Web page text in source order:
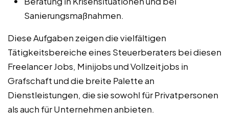
Sanierungsmaßnahmen.
Diese Aufgaben zeigen die vielfältigen
Tätigkeitsbereiche eines Steuerberaters bei diesen
Freelancer Jobs, Minijobs und Vollzeitjobs in
Grafschaft und die breite Palette an
Dienstleistungen, die sie sowohl für Privatpersonen
als auch für Unternehmen anbieten.